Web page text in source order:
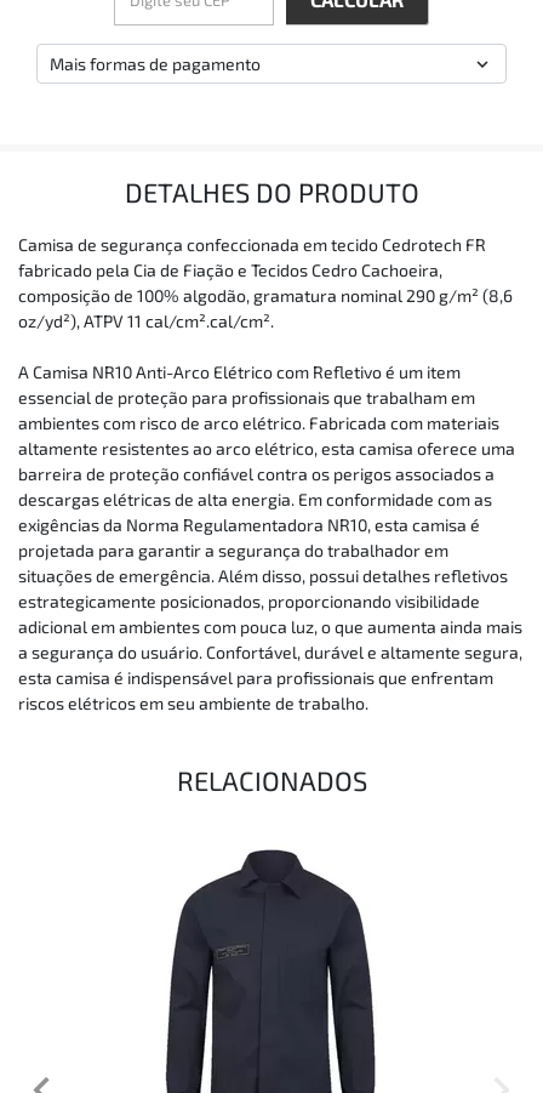
Mais formas de pagamento
DETALHES DO PRODUTO
Camisa de segurança confeccionada em tecido Cedrotech FR
fabricado pela Cia de Fiação e Tecidos Cedro Cachoeira,
composição de 100% algodão, gramatura nominal 290 g/m² (8,6
oz/yd²), ATPV 11 cal/cm².cal/cm².
A Camisa NR10 Anti-Arco Elétrico com Refletivo é um item
essencial de proteção para profissionais que trabalham em
ambientes com risco de arco elétrico. Fabricada com materiais
altamente resistentes ao arco elétrico, esta camisa oferece uma
barreira de proteção confiável contra os perigos associados a
descargas elétricas de alta energia. Em conformidade com as
exigências da Norma Regulamentadora NR10, esta camisa é
projetada para garantir a segurança do trabalhador em
situações de emergência. Além disso, possui detalhes refletivos
estrategicamente posicionados, proporcionando visibilidade
adicional em ambientes com pouca luz, o que aumenta ainda mais
a segurança do usuário. Confortável, durável e altamente segura,
esta camisa é indispensável para profissionais que enfrentam
riscos elétricos em seu ambiente de trabalho.
RELACIONADOS